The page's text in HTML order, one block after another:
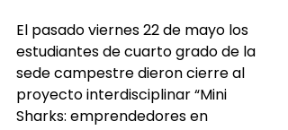
El pasado viernes 22 de mayo los
estudiantes de cuarto grado de la
sede campestre dieron cierre al
proyecto interdisciplinar “Mini
Sharks: emprendedores en